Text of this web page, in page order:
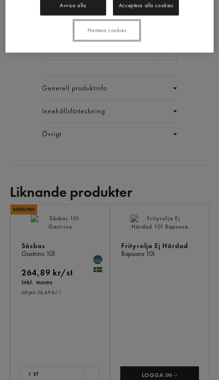
Inkl. moms
Jmf.pris : 21,19 kr /l
EAN: 7311043008629
Generell produktinfo
Innehållsförteckning
Övrigt
Liknande produkter
Såsbas
Gastrino 10l
264,89 kr/st
Inkl. moms
Jmf.pris 26,49 kr/ l
1 ST
Frityrolja Ej Härdad
Rapsona 10l
LOGGA IN
Avvisa alla Acceptera alla cookies
Hantera cookies